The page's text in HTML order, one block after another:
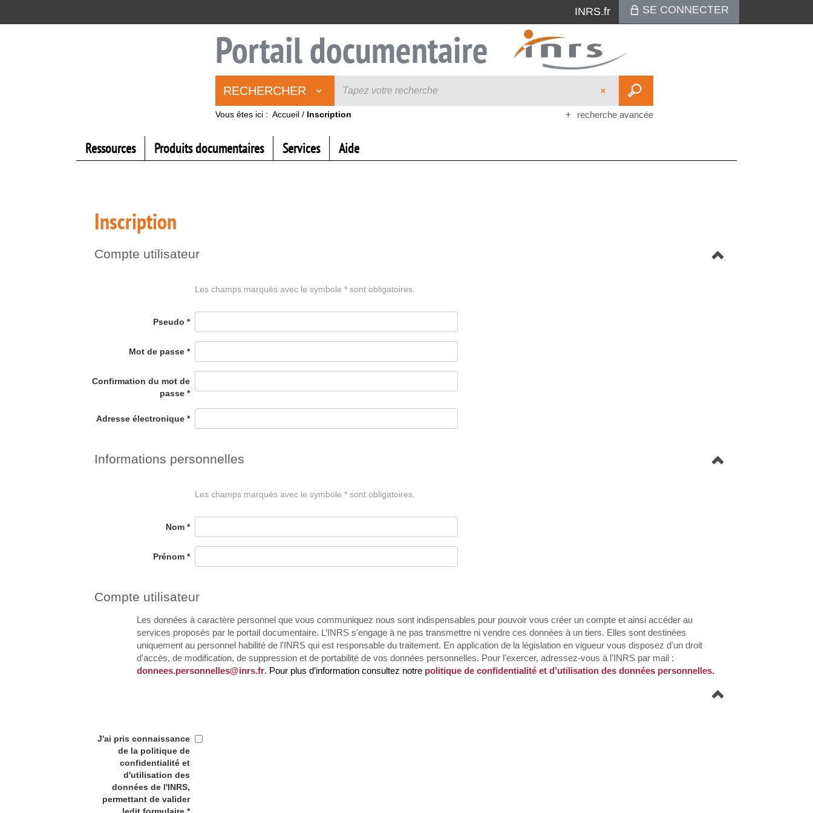
INRS.fr SE CONNECTER
Portail documentaire
RECHERCHER
recherche avancée
Vous êtes ici : Accueil / Inscription
Ressources Produits documentaires Services Aide
Inscription
Compte utilisateur
Les champs marqués avec le symbole * sont obligatoires.
Pseudo *
Mot de passe *
Confirmation du mot de
passe *
Adresse électronique *
Informations personnelles
Les champs marqués avec le symbole * sont obligatoires.
Nom *
Prénom *
Compte utilisateur
Les données à caractère personnel que vous communiquez nous sont indispensables pour pouvoir vous créer un compte et ainsi accéder au
services proposés par le portail documentaire. L’INRS s'engage à ne pas transmettre ni vendre ces données à un tiers. Elles sont destinées
uniquement au personnel habilité de l'INRS qui est responsable du traitement. En application de la législation en vigueur vous disposez d'un droit
d'accès, de modification, de suppression et de portabilité de vos données personnelles. Pour l'exercer, adressez-vous à l'INRS par mail :
donnees.personnelles@inrs.fr. Pour plus d’information consultez notre politique de confidentialité et d’utilisation des données personnelles.
J'ai pris connaissance
de la politique de
confidentialité et
d'utilisation des
données de l'INRS,
permettant de valider